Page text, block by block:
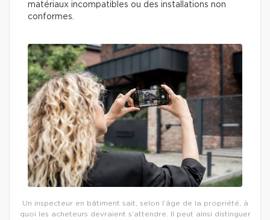
matériaux incompatibles ou des installations non
conformes.
Un inspecteur en bâtiment sait, selon l’âge de la propriété, à
quoi les acheteurs devraient s’attendre. Il peut ainsi distinguer